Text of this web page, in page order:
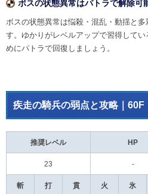
ボスの状態異常はパトラで解除可
ボスの状態異常は悩殺・混乱・動揺と
す。ゆかりがレベルアップで習得して
めにパトラで回復しましょう。
疾走の騎兵の弱点と攻略｜60F
推奨レベル HP
23 -
斬 打 貫 火 氷